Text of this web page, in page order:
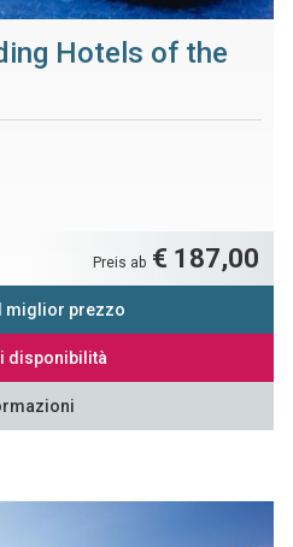
Hotels of the
Preis ab € 187,00
miglior prezzo
disponibilità